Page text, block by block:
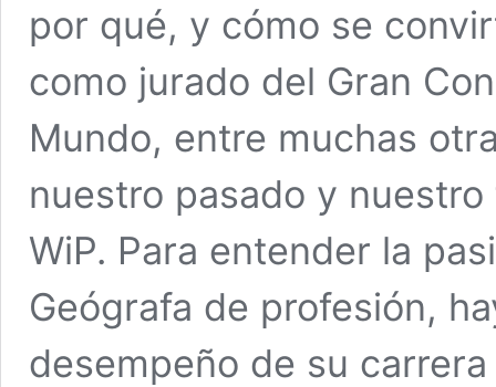
por qué, y cómo se
como jurado del Gran
Mundo, entre muchas
nuestro pasado y
WiP. Para entender la
Geógrafa de profesión,
desempeño de su